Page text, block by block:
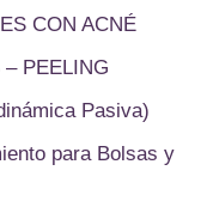
CON ACNÉ
PEELING
Pasiva)
para Bolsas y